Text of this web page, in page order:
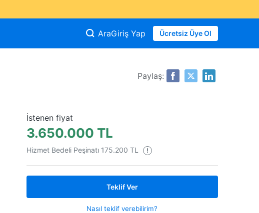
AraGiriş Yap Ücretsiz Üye Ol
Paylaş:
İstenen fiyat
3.650.000 TL
Hizmet Bedeli Peşinatı 175.200 TL !
Teklif Ver
Nasıl teklif verebilirim?